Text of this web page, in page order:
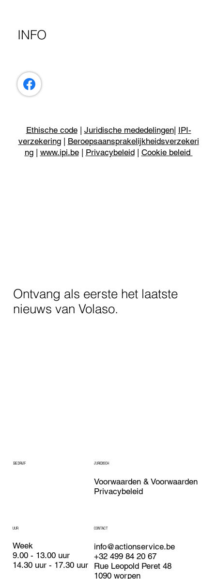
INFO
Ethische code| Juridische mededelingen| IPI-
verzekering| Beroepsaansprakelijkheidsverzekeri
ng| www.ipi.be| Privacybeleid| Cookie beleid
Ontvang als eerste het laatste
nieuws van Volaso.
BEDRIJF JURIDISCH
Privacybeleid
Voorwaarden & Voorwaarden
UUR
Week
9.00 - 13.00 uur
14.30 uur - 17.30 uur
CONTACT
info@actionservice.be
+32 499 84 20 67
Rue Leopold Peret 48
1090 worpen